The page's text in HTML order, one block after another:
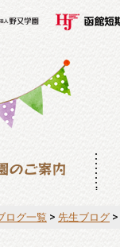
ログ一覧 > 先生ブログ >